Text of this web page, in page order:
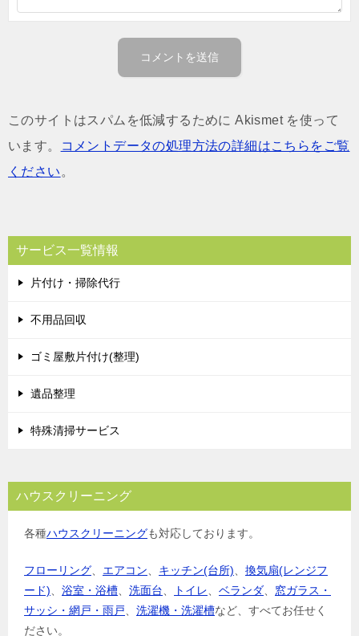
このサイトはスパムを低減するために Akismet を使って
います。
コメントデータの処理方法の詳細はこちらをご覧
ください 。
サービス一覧情報
片付け・掃除代行
不用品回収
ゴミ屋敷片付け(整理)
遺品整理
特殊清掃サービス
ハウスクリーニング
各種ハウスクリーニングも対応しております。
フローリング エアコン キッチン(台所)
換気扇(レンジフ
ード)
浴室・浴槽 洗面台 トイレ ベランダ
窓ガラス・
サッシ・網戸・雨戸
洗濯機・洗濯槽など、すべてお任せく
ださい。